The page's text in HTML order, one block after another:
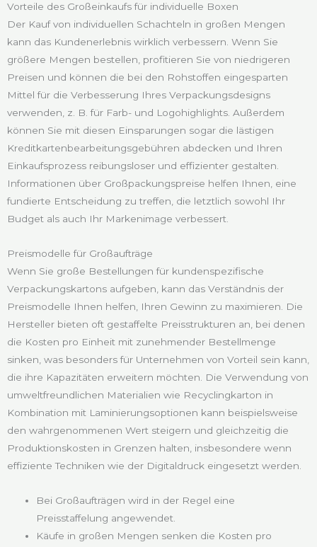
Vorteile des Großeinkaufs für individuelle Boxen
Der Kauf von individuellen Schachteln in großen Mengen
kann das Kundenerlebnis wirklich verbessern. Wenn Sie
größere Mengen bestellen, profitieren Sie von niedrigeren
Preisen und können die bei den Rohstoffen eingesparten
Mittel für die Verbesserung Ihres Verpackungsdesigns
verwenden, z. B. für Farb- und Logohighlights. Außerdem
können Sie mit diesen Einsparungen sogar die lästigen
Kreditkartenbearbeitungsgebühren abdecken und Ihren
Einkaufsprozess reibungsloser und effizienter gestalten.
Informationen über Großpackungspreise helfen Ihnen, eine
fundierte Entscheidung zu treffen, die letztlich sowohl Ihr
Budget als auch Ihr Markenimage verbessert.
Preismodelle für Großaufträge
Wenn Sie große Bestellungen für kundenspezifische
Verpackungskartons aufgeben, kann das Verständnis der
Preismodelle Ihnen helfen, Ihren Gewinn zu maximieren. Die
Hersteller bieten oft gestaffelte Preisstrukturen an, bei denen
die Kosten pro Einheit mit zunehmender Bestellmenge
sinken, was besonders für Unternehmen von Vorteil sein kann,
die ihre Kapazitäten erweitern möchten. Die Verwendung von
umweltfreundlichen Materialien wie Recyclingkarton in
Kombination mit Laminierungsoptionen kann beispielsweise
den wahrgenommenen Wert steigern und gleichzeitig die
Produktionskosten in Grenzen halten, insbesondere wenn
effiziente Techniken wie der Digitaldruck eingesetzt werden.
Bei Großaufträgen wird in der Regel eine
Preisstaffelung angewendet.
Käufe in großen Mengen senken die Kosten pro